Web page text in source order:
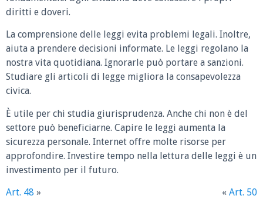
diritti e doveri.
La comprensione delle leggi evita problemi legali. Inoltre,
aiuta a prendere decisioni informate. Le leggi regolano la
nostra vita quotidiana. Ignorarle può portare a sanzioni.
Studiare gli articoli di legge migliora la consapevolezza
civica.
È utile per chi studia giurisprudenza. Anche chi non è del
settore può beneficiarne. Capire le leggi aumenta la
sicurezza personale. Internet offre molte risorse per
approfondire. Investire tempo nella lettura delle leggi è un
investimento per il futuro.
Art. 48 » « Art. 50